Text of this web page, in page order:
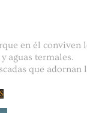
en él conviven
aguas termales.
que adornan